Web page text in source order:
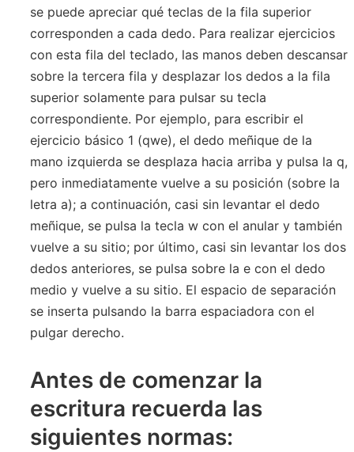
se puede apreciar qué teclas de la fila superior
corresponden a cada dedo. Para realizar ejercicios
con esta fila del teclado, las manos deben descansar
sobre la tercera fila y desplazar los dedos a la fila
superior solamente para pulsar su tecla
correspondiente. Por ejemplo, para escribir el
ejercicio básico 1 (qwe), el dedo meñique de la
mano izquierda se desplaza hacia arriba y pulsa la q,
pero inmediatamente vuelve a su posición (sobre la
letra a); a continuación, casi sin levantar el dedo
meñique, se pulsa la tecla w con el anular y también
vuelve a su sitio; por último, casi sin levantar los dos
dedos anteriores, se pulsa sobre la e con el dedo
medio y vuelve a su sitio. El espacio de separación
se inserta pulsando la barra espaciadora con el
pulgar derecho.
Antes de comenzar la
escritura recuerda las
siguientes normas: